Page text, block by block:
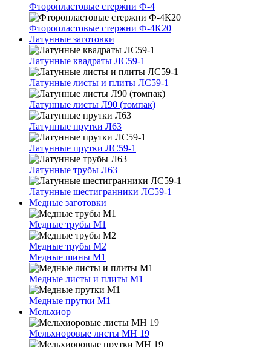
Фторопластовые стержни Ф-4
Фторопластовые стержни Ф-4К20
Латунные заготовки
Латунные квадраты ЛС59-1
Латунные листы и плиты ЛС59-1
Латунные листы Л90 (томпак)
Латунные прутки Л63
Латунные прутки ЛС59-1
Латунные трубы Л63
Латунные шестигранники ЛС59-1
Медные заготовки
Медные трубы М1
Медные трубы М2
Медные шины М1
Медные листы и плиты М1
Медные прутки М1
Мельхиор
Мельхиоровые листы МН 19